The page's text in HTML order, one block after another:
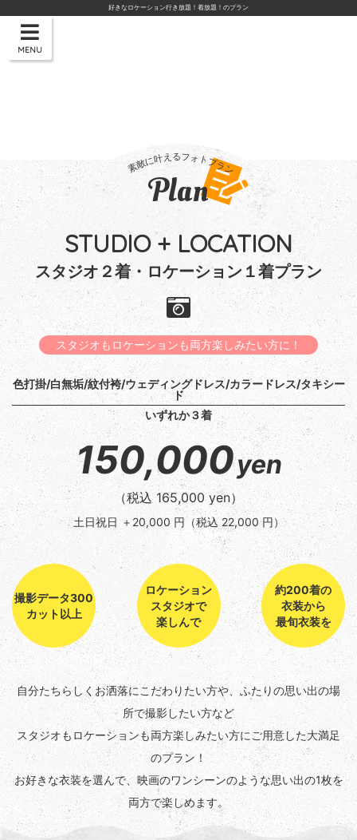
好きなロケーション行き放題！着放題！のプラン
MENU
Plan
STUDIO + LOCATION
スタジオ２着・ロケーション１着プラン
スタジオもロケーションも両方楽しみたい方に！
色打掛/白無垢/紋付袴/ウェディングドレス/カラードレス/タキシー
ド
いずれか３着
150,000yen
（税込 165,000 yen）
土日祝日 ＋20,000 円（税込 22,000 円）
撮影データ300
カット以上
ロケーション
スタジオで
楽しんで
約200着の
衣装から
最旬衣装を
自分たちらしくお洒落にこだわりたい方や、ふたりの思い出の場
所で撮影したい方など
スタジオもロケーションも両方楽しみたい方にご用意した大満足
のプラン！
お好きな衣装を選んで、映画のワンシーンのような思い出の1枚を
両方で楽しめます。